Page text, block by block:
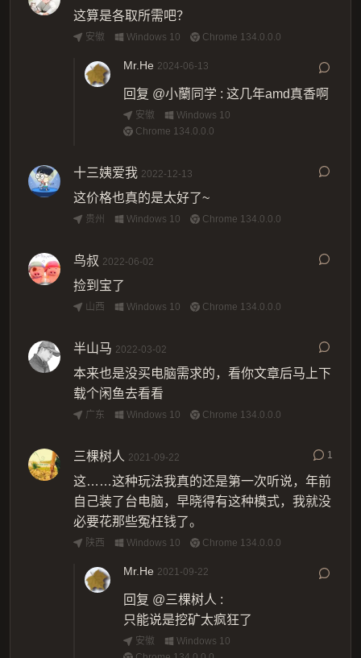
这算是各取所需吧？
安徽 Windows 10 Chrome 134.0.0.0
Mr.He 2024-06-13
回复 @小蘭同学 : 这几年amd真香啊
安徽
Windows 10
Chrome 134.0.0.0
十三姨爱我 2022-12-13
这价格也真的是太好了~
贵州 Windows 10 Chrome 134.0.0.0
鸟叔 2022-06-02
捡到宝了
山西 Windows 10 Chrome 134.0.0.0
半山马 2022-03-02
本来也是没买电脑需求的，看你文章后马上下
载个闲鱼去看看
广东 Windows 10 Chrome 134.0.0.0
三棵树人 2021-09-22 1
这……这种玩法我真的还是第一次听说，年前
自己装了台电脑，早晓得有这种模式，我就没
必要花那些冤枉钱了。
陕西 Windows 10 Chrome 134.0.0.0
Mr.He 2021-09-22
回复 @三棵树人 :
只能说是挖矿太疯狂了
安徽
Windows 10